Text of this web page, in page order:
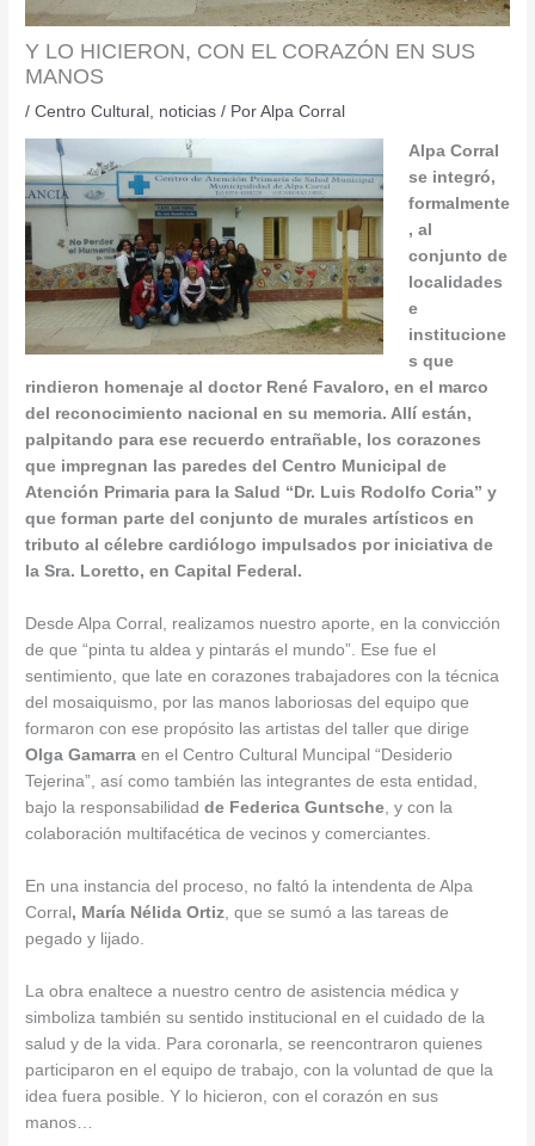
Y LO HICIERON, CON EL CORAZÓN EN SUS
MANOS
/Centro Cultural noticias / PorAlpa Corral
Alpa Corral
se integró,
formalmente
, al
conjunto de
localidades
e
institucione
s que
rindieron homenaje al doctor René Favaloro, en el marco
del reconocimiento nacional en su memoria. Allí están,
palpitando para ese recuerdo entrañable, los corazones
que impregnan las paredes del Centro Municipal de
Atención Primaria para la Salud “Dr. Luis Rodolfo Coria” y
que forman parte del conjunto de murales artísticos en
tributo al célebre cardiólogo impulsados por iniciativa de
la Sra. Loretto, en Capital Federal.
Desde Alpa Corral, realizamos nuestro aporte, en la convicción
de que “pinta tu aldea y pintarás el mundo”. Ese fue el
sentimiento, que late en corazones trabajadores con la técnica
del mosaiquismo, por las manos laboriosas del equipo que
formaron con ese propósito las artistas del taller que dirige
Olga Gamarra en el Centro Cultural Muncipal “Desiderio
Tejerina”, así como también las integrantes de esta entidad,
bajo la responsabilidadde Federica Guntsche, y con la
colaboración multifacética de vecinos y comerciantes.
En una instancia del proceso, no faltó la intendenta de Alpa
Corral , María Nélida Ortiz, que se sumó a las tareas de
pegado y lijado.
La obra enaltece a nuestro centro de asistencia médica y
simboliza también su sentido institucional en el cuidado de la
salud y de la vida. Para coronarla, se reencontraron quienes
participaron en el equipo de trabajo, con la voluntad de que la
idea fuera posible. Y lo hicieron, con el corazón en sus
manos…